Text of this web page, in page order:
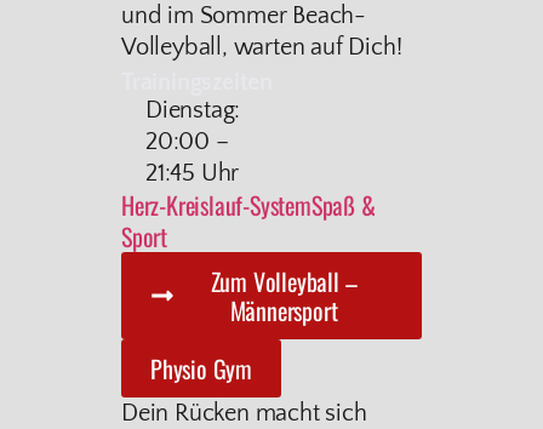
und im Sommer Beach-
Volleyball, warten auf Dich!
Dienstag:
20:00 –
21:45 Uhr
Herz-Kreislauf-SystemSpaß &
Sport
Zum Volleyball –
Männersport
Physio Gym
Dein Rücken macht sich